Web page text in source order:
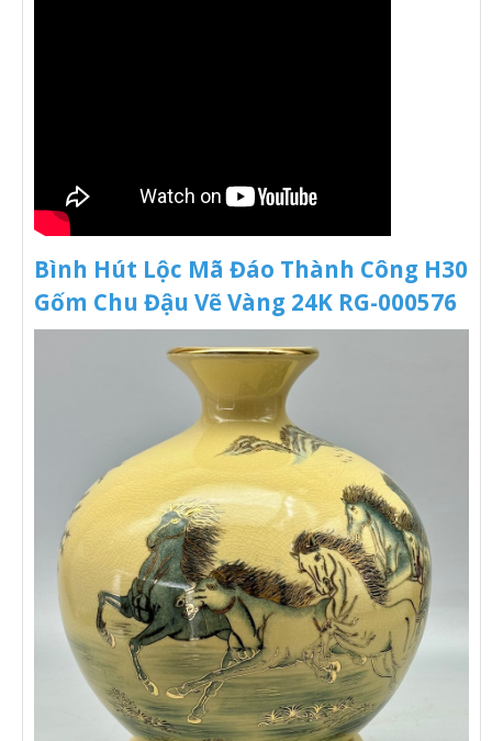
Bình Hút Lộc Mã Đáo Thành Công H30
Gốm Chu Đậu Vẽ Vàng 24K RG-000576